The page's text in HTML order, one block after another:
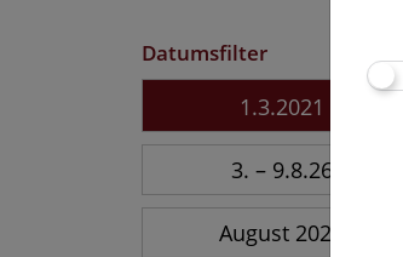
Datumsfilter
1.3.2021
3. – 9.8.26
August 2026